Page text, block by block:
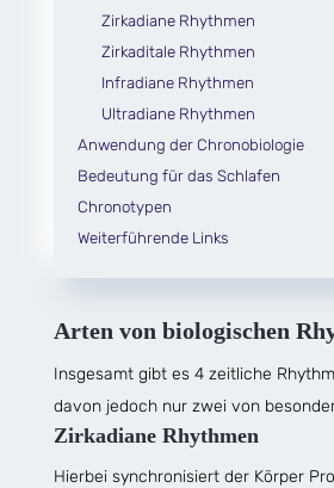
Zirkadiane Rhythmen
Zirkaditale Rhythmen
Infradiane Rhythmen
Ultradiane Rhythmen
Anwendung der Chronobiologie
Bedeutung für das Schlafen
Chronotypen
Weiterführende Links
Arten von biologischen
Insgesamt gibt es 4 zeitliche
davon jedoch nur zwei von
Zirkadiane Rhythmen
Hierbei synchronisiert der Körper